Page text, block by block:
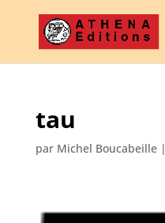
tau
par Michel Boucabeille|